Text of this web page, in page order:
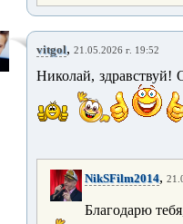
vitgol, 21.05.2026 г. 19:52
Николай, здравствуй!
NikSFilm2014,
Благодарю